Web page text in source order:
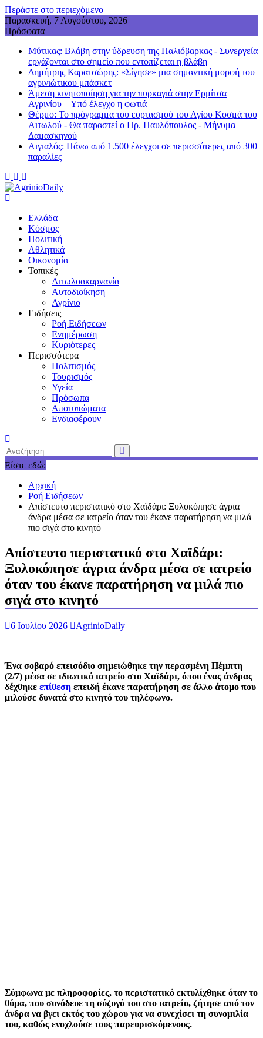
Περάστε στο περιεχόμενο
Παρασκευή, 7 Αυγούστου, 2026
Πρόσφατα
Mύτικας: Βλάβη στην ύδρευση της Παλιόβαρκας - Συνεργεία
εργάζονται στο σημείο που εντοπίζεται η βλάβη
Δημήτρης Καρατσώρης: «Σίγησε» μια σημαντική μορφή του
αγρινιώτικου μπάσκετ
Άμεση κινητοποίηση για την πυρκαγιά στην Ερμίτσα
Αγρινίου – Υπό έλεγχο η φωτιά
Θέρμο: Το πρόγραμμα του εορτασμού του Αγίου Κοσμά του
Αιτωλού - Θα παραστεί ο Πρ. Παυλόπουλος - Mήνυμα
Δαμασκηνού
Αιγιαλός: Πάνω από 1.500 έλεγχοι σε περισσότερες από 300
παραλίες
Ελλάδα
Κόσμος
Πολιτική
Αθλητικά
Οικονομία
Τοπικές
Αιτωλοακαρνανία
Αυτοδιοίκηση
Αγρίνιο
Ειδήσεις
Ροή Ειδήσεων
Ενημέρωση
Κυριότερες
Περισσότερα
Πολιτισμός
Τουρισμός
Υγεία
Πρόσωπα
Αποτυπώματα
Ενδιαφέρουν
Είστε εδώ:
Αρχική
Ροή Ειδήσεων
Απίστευτο περιστατικό στο Χαϊδάρι: Ξυλοκόπησε άγρια
άνδρα μέσα σε ιατρείο όταν του έκανε παρατήρηση να μιλά
πιο σιγά στο κινητό
Απίστευτο περιστατικό στο Χαϊδάρι:
Ξυλοκόπησε άγρια άνδρα μέσα σε ιατρείο
όταν του έκανε παρατήρηση να μιλά πιο
σιγά στο κινητό
6 Ιουλίου 2026 AgrinioDaily
Ένα σοβαρό επεισόδιο σημειώθηκε την περασμένη Πέμπτη
(2/7) μέσα σε ιδιωτικό ιατρείο στο Χαϊδάρι, όπου ένας άνδρας
δέχθηκε επίθεση επειδή έκανε παρατήρηση σε άλλο άτομο που
μιλούσε δυνατά στο κινητό του τηλέφωνο.
Σύμφωνα με πληροφορίες, το περιστατικό εκτυλίχθηκε όταν το
θύμα, που συνόδευε τη σύζυγό του στο ιατρείο, ζήτησε από τον
άνδρα να βγει εκτός του χώρου για να συνεχίσει τη συνομιλία
του, καθώς ενοχλούσε τους παρευρισκόμενους.